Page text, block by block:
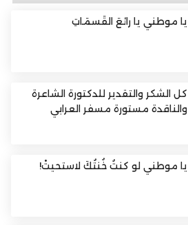
يا موطني يا رائعَ القَسمَاتِ
كل الشكر والتقدير للدكتورة الشاعرة
والناقدة مستورة مسفر العرابي
يا موطني لو كنتُ خُنتُكَ لاستحيتْ!